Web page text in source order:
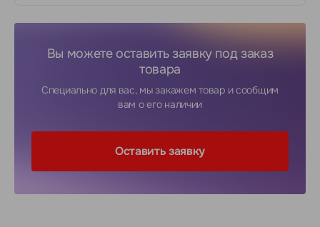
Вы можете оставить заявку под заказ
товара
Специально для вас, мы закажем товар и сообщим
вам о его наличии
Оставить заявку